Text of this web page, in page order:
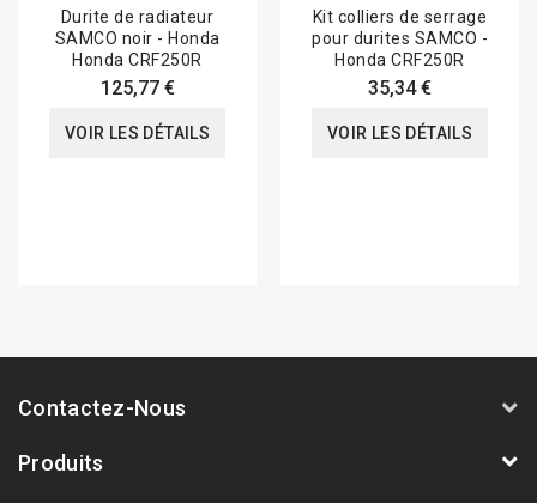
Durite de radiateur
SAMCO noir - Honda
Honda CRF250R
125,77 €
VOIR LES DÉTAILS
Kit colliers de serrage
pour durites SAMCO -
Honda CRF250R
35,34 €
VOIR LES DÉTAILS
Contactez-Nous
Produits